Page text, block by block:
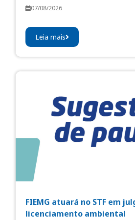
07/08/2026
Leia mais
FIEMG atuará no STF em
licenciamento ambiental